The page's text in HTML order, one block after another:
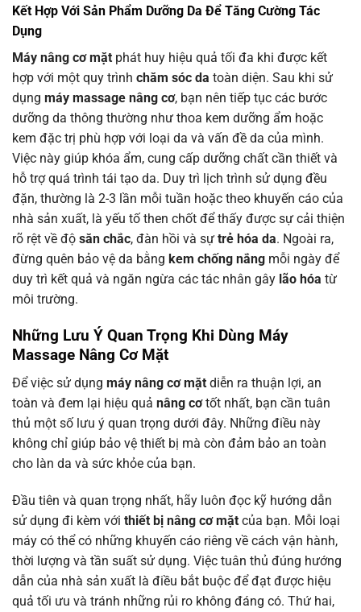
Kết Hợp Với Sản Phẩm Dưỡng Da Để Tăng Cường Tác
Dụng
Máy nâng cơ mặt phát huy hiệu quả tối đa khi được kết
hợp với một quy trình chăm sóc da toàn diện. Sau khi sử
dụng máy massage nâng cơ, bạn nên tiếp tục các bước
dưỡng da thông thường như thoa kem dưỡng ẩm hoặc
kem đặc trị phù hợp với loại da và vấn đề da của mình.
Việc này giúp khóa ẩm, cung cấp dưỡng chất cần thiết và
hỗ trợ quá trình tái tạo da. Duy trì lịch trình sử dụng đều
đặn, thường là 2-3 lần mỗi tuần hoặc theo khuyến cáo của
nhà sản xuất, là yếu tố then chốt để thấy được sự cải thiện
rõ rệt về độ săn chắc, đàn hồi và sự trẻ hóa da. Ngoài ra,
đừng quên bảo vệ da bằng kem chống nắng mỗi ngày để
duy trì kết quả và ngăn ngừa các tác nhân gây lão hóa từ
môi trường.
Những Lưu Ý Quan Trọng Khi Dùng Máy
Massage Nâng Cơ Mặt
Để việc sử dụng máy nâng cơ mặt diễn ra thuận lợi, an
toàn và đem lại hiệu quả nâng cơtốt nhất, bạn cần tuân
thủ một số lưu ý quan trọng dưới đây. Những điều này
không chỉ giúp bảo vệ thiết bị mà còn đảm bảo an toàn
cho làn da và sức khỏe của bạn.
Đầu tiên và quan trọng nhất, hãy luôn đọc kỹ hướng dẫn
sử dụng đi kèm với thiết bị nâng cơ mặt của bạn. Mỗi loại
máy có thể có những khuyến cáo riêng về cách vận hành,
thời lượng và tần suất sử dụng. Việc tuân thủ đúng hướng
dẫn của nhà sản xuất là điều bắt buộc để đạt được hiệu
quả tối ưu và tránh những rủi ro không đáng có. Thứ hai,